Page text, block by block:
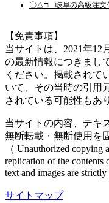
〇△□ 岐阜の高級注文
【免責事項】
当サイトは、2021年12
の最新情報につきまし
ください。掲載されて
いて、その当時の引用
されている可能性もあ
当サイトの内容、テキ
無断転載・無断使用を
（ Unauthorized copying
replication of the contents
text and images are strictly
サイトマップ